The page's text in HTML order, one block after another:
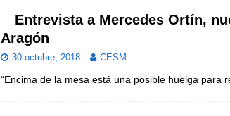
Entrevista a Mercedes Ortín,
Aragón
30 octubre, 2018 CESM
“Encima de la mesa está una posible huelga para